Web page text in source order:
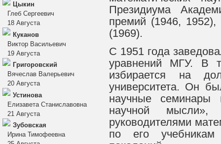
Президиума
премий (1946, 1952),
(1969).
С 1951 года
уравнений МГУ. В
избирается на
университета. Он
научные семинары
научной
руководителями
по его учебникам
Цыкин
Глеб Сергеевич
18 Августа
Куканов
Виктор Васильевич
19 Августа
Григоровский
Вячеслав Валерьевич
20 Августа
Устинова
Елизавета Станиславовна
21 Августа
Зубовская
Ирина Тимофеевна